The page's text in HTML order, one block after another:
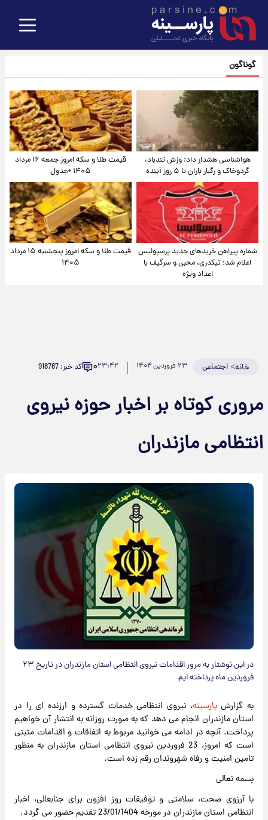
گوناگون
هواشناسی هشدار داد: وزش تندباد،
گردوخاک و رگبار باران تا ۵ روز آینده
قیمت طلا و سکه امروز جمعه ۱۶ مرداد
۱۴۰۵ +جدول
شماره پیراهن خریدهای جدید پرسپولیس
اعلام شد؛ تیکدری، محبی و سرگیف با
اعداد ویژه
قیمت طلا و سکه امروز پنجشنبه ۱۵ مرداد
۱۴۰۵
خانه>اجتماعی ۲۳ فروردین ۱۴۰۴ ۲۳:۴۲۰ کد خبر: 918787
مروری کوتاه بر اخبار حوزه نیروی
انتظامی مازندران
در این نوشتار به مرور اقدامات نیروی انتظامی استان مازندران در تاریخ ۲۳
فروردین ماه پرداخته ایم
به گزارشپارسینه، نیروی انتظامی خدمات گسترده و ارزنده ای را در
استان مازندران انجام می دهد که به صورت روزانه به انتشار آن خواهیم
پرداخت. آنچه در ادامه می خوانید مربوط به اتفاقات و اقدامات مثبتی
است که امروز، 23 فروردین نیروی انتظامی استان مازندران به منظور
تامین امنیت و رفاه شهروندان رقم زده است.
بسمه تعالی
با آرزوی صحت، سلامتی و توفیقات روز افزون برای جنابعالی، اخبار
انتظامی استان مازندران در مورخه 23/01/1404 تقدیم حضور می گردد.